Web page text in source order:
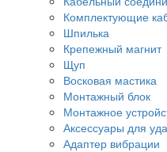
Комплектующие
Шпилька
Крепежный магнит
Щуп
Восковая мастика
Монтажный блок
Монтажное
Аксессуары для
Адаптер вибрации